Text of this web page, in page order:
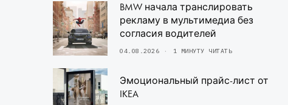
BMW начала транслировать
рекламу в мультимедиа без
согласия водителей
04.08.2026 1 МИНУТУ ЧИТАТЬ
Эмоциональный прайс-лист от
IKEA